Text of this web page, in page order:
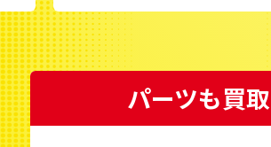
パーツも買取